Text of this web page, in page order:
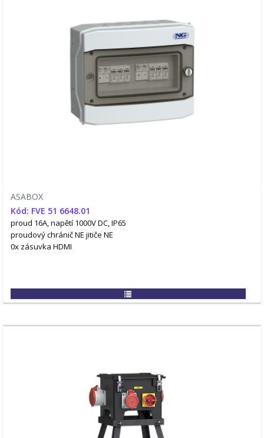
ASABOX
Kód: FVE 51 6648.01
proud 16A, napětí 1000V DC, IP65
proudový chránič NE jitiče NE
0x zásuvka HDMI